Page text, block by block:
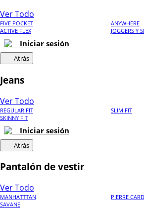
Ver Todo
FIVE POCKET
ANYWHERE
ACTIVE FLEX
JOGGERS Y
Iniciar sesión
Atrás
Jeans
Ver Todo
REGULAR FIT
SLIM FIT
SKINNY FIT
Iniciar sesión
Atrás
Pantalón de vestir
Ver Todo
MANHATTTAN
PIERRE
SAVANE